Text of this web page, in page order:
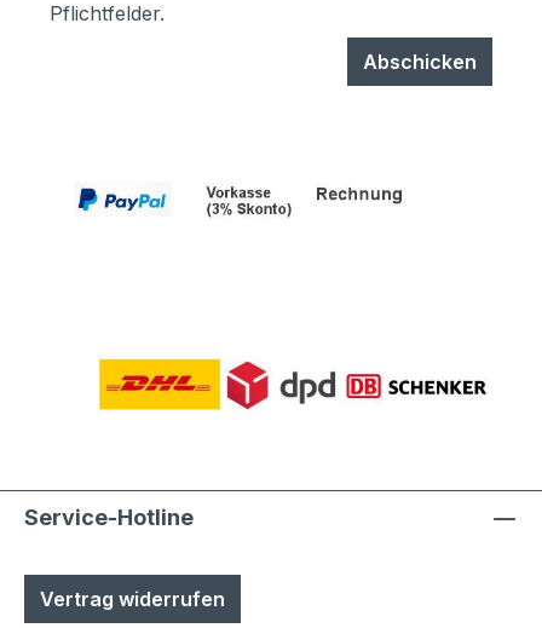
Pflichtfelder.
Abschicken
Service-Hotline
Vertrag widerrufen